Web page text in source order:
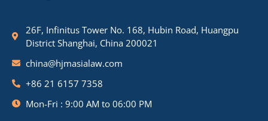
26F, Infinitus Tower No. 168, Hubin Road, Huangpu
District Shanghai, China 200021
china@hjmasialaw.com
+86 21 6157 7358
Mon-Fri : 9:00 AM to 06:00 PM